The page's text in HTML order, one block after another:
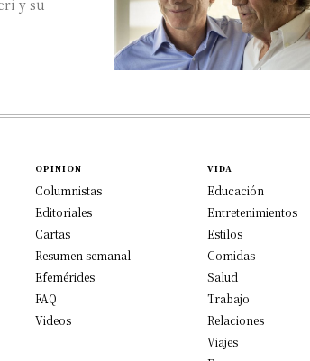
y su
OPINION
Columnistas
Editoriales
Cartas
Resumen semanal
Efemérides
FAQ
Videos
VIDA
Educación
Entretenimientos
Estilos
Comidas
Salud
Trabajo
Relaciones
Viajes